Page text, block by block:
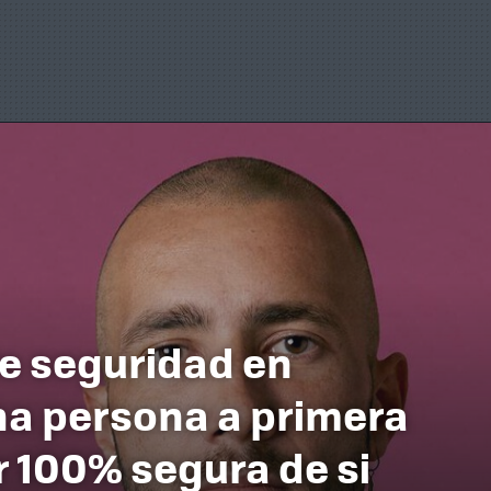
seguridad en
persona a primera
segura de si